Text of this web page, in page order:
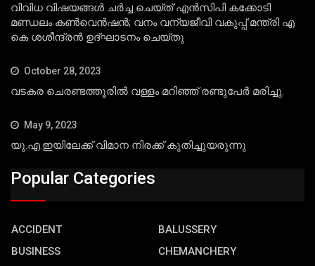
വിവിധ വിഷയങ്ങള്‍ ചര്‍ച്ച ചെയ്ത് എന്‍സിപി കക്കോടി
മണ്ഡലം കണ്‍വെന്‍ഷന്‍; വനം വന്യജീവി വകുപ്പ് മന്ത്രി എ
കെ ശശീന്ദ്രന്‍ ഉദ്ഘാടനം ചെയ്തു
October 28, 2023
വടകര ചെരണ്ടത്തൂരില്‍ വള്ളം മറിഞ്ഞ് രണ്ടുപേര്‍ മരിച്ചു.
May 9, 2023
യു.എ.ഇയിലേക്ക് വിമാന നിരക്ക് കുതിച്ചുയരുന്നു
Popular Categories
ACCIDENT
BALUSSERY
BUSINESS
CHEMANCHERY